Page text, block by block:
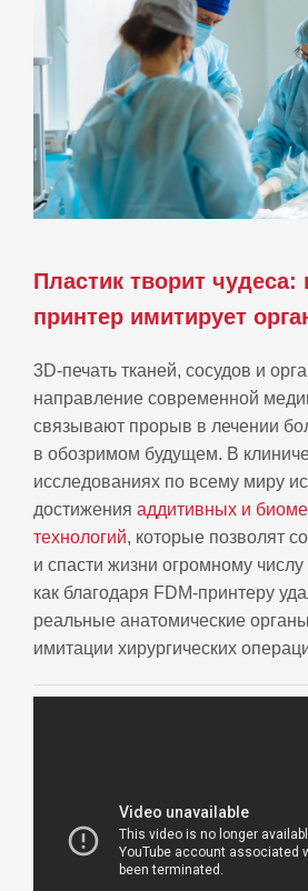
Пластик творит чудеса:
принтер имитирует
3D-печать тканей, сосудов и
направление современной
связывают прорыв в лечении
в обозримом будущем. В
исследованиях по всему миру
достижения аддитивных и
технологий, которые позволят
и спасти жизни огромному
как благодаря FDM-принтеру
реальные анатомические
имитации хирургических